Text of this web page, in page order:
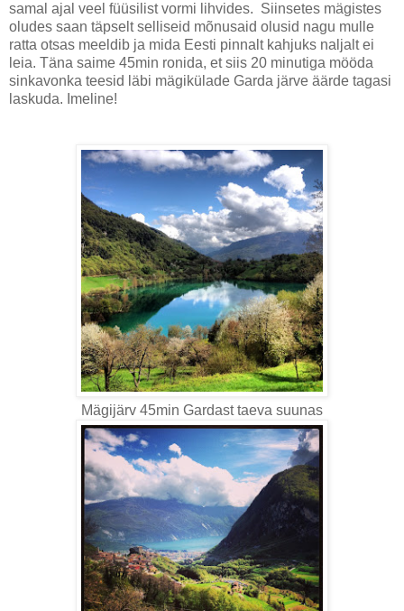
samal ajal veel füüsilist vormi lihvides. Siinsetes mägistes
oludes saan täpselt selliseid mõnusaid olusid nagu mulle
ratta otsas meeldib ja mida Eesti pinnalt kahjuks naljalt ei
leia. Täna saime 45min ronida, et siis 20 minutiga mööda
sinkavonka teesid läbi mägikülade Garda järve äärde tagasi
laskuda. Imeline!
Mägijärv 45min Gardast taeva suunas